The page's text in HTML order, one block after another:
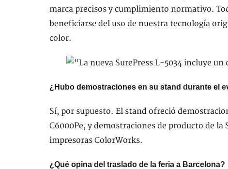
marca precisos y cumplimiento normativo.
beneficiarse del uso de nuestra tecnología
color.
¿Hubo demostraciones en su stand durante el
Sí, por supuesto. El stand ofreció
C6000Pe, y demostraciones de producto de la
impresoras ColorWorks.
¿Qué opina del traslado de la feria a Barcelona?